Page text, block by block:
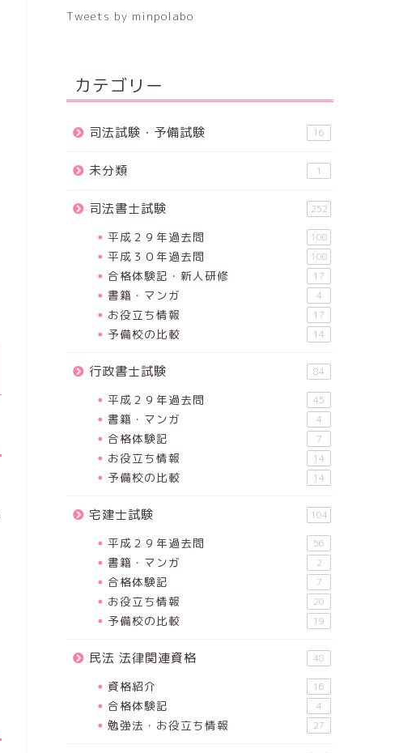
Tweets by minpolabo
カテゴリー
司法試験・予備試験 16
未分類 1
司法書士試験 252
平成２９年過去問 100
平成３０年過去問 100
合格体験記・新人研修 17
書籍・マンガ 4
お役立ち情報 17
予備校の比較 14
行政書士試験 84
平成２９年過去問 45
書籍・マンガ 4
合格体験記 7
お役立ち情報 14
予備校の比較 14
宅建士試験 104
平成２９年過去問 56
書籍・マンガ 2
合格体験記 7
お役立ち情報 20
予備校の比較 19
民法 法律関連資格 48
資格紹介 16
合格体験記 4
勉強法・お役立ち情報 27